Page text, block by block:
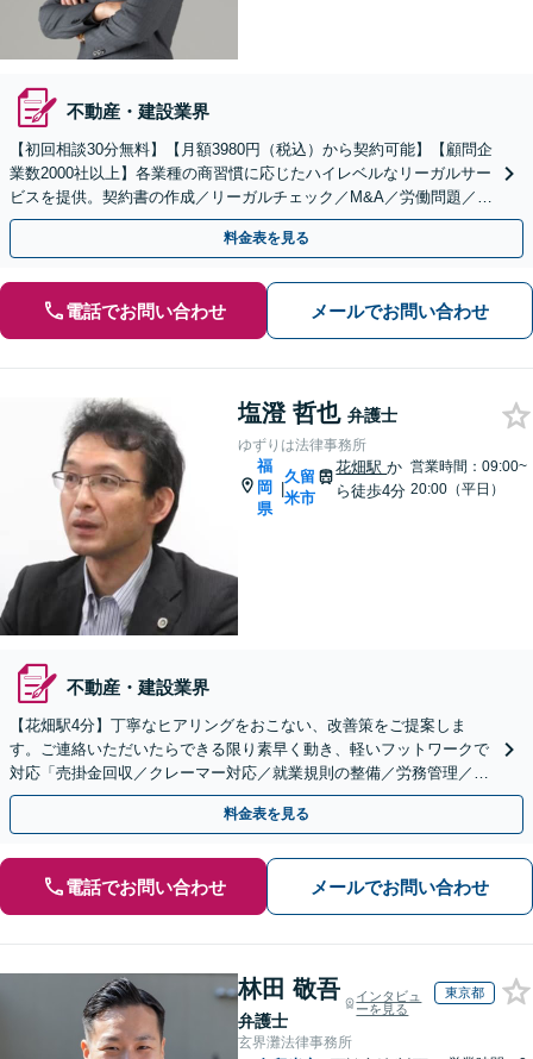
不動産・建設業界
【初回相談30分無料】【月額3980円（税込）から契約可能】【顧問企
業数2000社以上】各業種の商習慣に応じたハイレベルなリーガルサー
ビスを提供。契約書の作成／リーガルチェック／M&A／労働問題／知
的財産等、お任せください【他士業連携可能】
料金表を見る
電話でお問い合わせ メールでお問い合わせ
塩澄 哲也 弁護士
ゆずりは法律事務所
福
岡
県
|
久留
米市
花畑駅か
ら徒歩4分
営業時間：09:00~
20:00（平日）
不動産・建設業界
【花畑駅4分】丁寧なヒアリングをおこない、改善策をご提案しま
す。ご連絡いただいたらできる限り素早く動き、軽いフットワークで
対応「売掛金回収／クレーマー対応／就業規則の整備／労務管理／契
約書のリーガルチェックなど」【顧問契約可】
料金表を見る
電話でお問い合わせ メールでお問い合わせ
林田 敬吾
弁護士
インタビュ
ーを見る
東京都
玄界灘法律事務所